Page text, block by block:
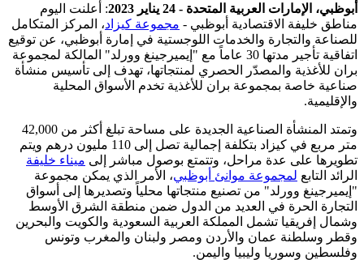
الإمارات العربية المتحدة - 24 يناير 2023: أعلنت اليوم
خليفة الاقتصادية أبوظبي - مجموعة كيزاد، المركز المتكامل
والتجارة والخدمات اللوجستية في إمارة أبوظبي، عن توقيع
اتفاقية تأجير مدتها 30 عاماً مع "إيميرجينغ وورلد" المالكة لمجموعة
للأغذية والمصدّر الحصري لمنتجاتها، تهدف إلى تأسيس منشأة
خاصة بمجموعة بران للأغذية تخدم الأسواق المحلية
وتمتد المنشأة الصناعية الجديدة على مساحة تبلغ أكثر من 42,000
متر مربع في كيزاد بتكلفة إجمالية تصل إلى 110 مليون درهم ويتم
على عدة مراحل، وتتمتع بوصول مباشر إلىميناء خليفة
التابعلمجموعة موانئ أبوظبي، الأمر الذي يمكن مجموعة
وورلد" من تصنيع منتجاتها محلياً وتصديرها إلى أسواق
الحرة في العديد من الدول ضمن منطقة الشرق الأوسط
إفريقيا تشمل المملكة العربية السعودية والكويت والبحرين
وسلطنة عمان والأردن ومصر ولبنان والمغرب وتونس
وسوريا وليبيا واليمن.